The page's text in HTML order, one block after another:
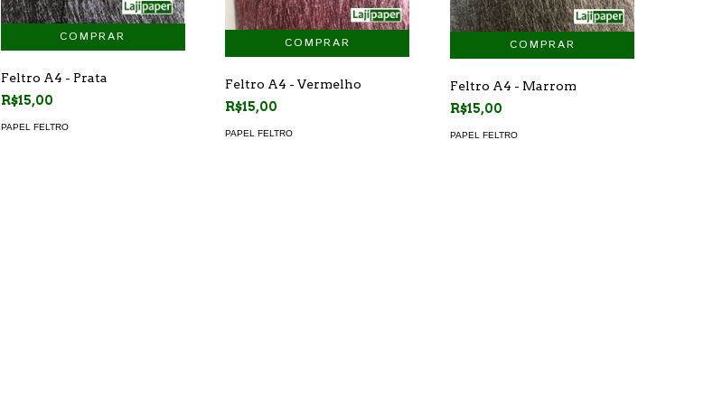
Feltro A4 - Prata
R$15,00
PAPEL FELTRO
Feltro A4 - Vermelho
R$15,00
PAPEL FELTRO
Feltro A4 - Marrom
R$15,00
PAPEL FELTRO